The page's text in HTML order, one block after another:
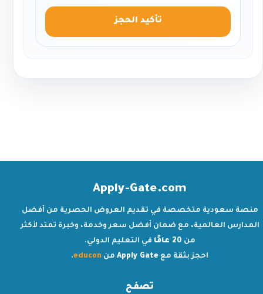
تأكيد الحجز
Apply-Gate.com
منصة سعودية متخصصة في تقديم العروض الحصرية من أفضل
المدارس العالمية، مع ضمان أفضل سعر وخدمة، وخبرة تمتد لأكثر
من 20 عامًا
في التعليم الدولي.
احجز بثقة مع Apply Gate من educon
.
تصفح